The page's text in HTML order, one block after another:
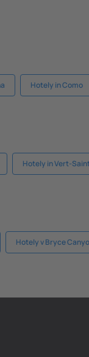
Hotely in Como
Hotely in Vert-
Hotely v Bryce